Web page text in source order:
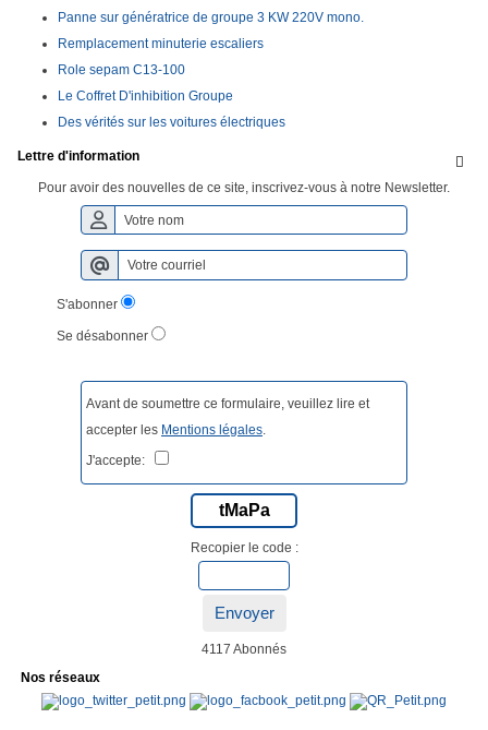
Panne sur génératrice de groupe 3 KW 220V mono.
Remplacement minuterie escaliers
Role sepam C13-100
Le Coffret D'inhibition Groupe
Des vérités sur les voitures électriques

Lettre d'information
Pour avoir des nouvelles de ce site, inscrivez-vous à notre Newsletter.
S'abonner
Se désabonner
Avant de soumettre ce formulaire, veuillez lire et
accepter les Mentions légales.
J'accepte:
tMaPa
Recopier le code :
Envoyer
4117 Abonnés
Nos réseaux